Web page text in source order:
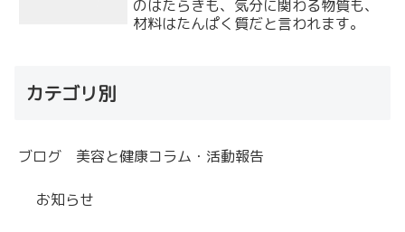
のはたらきも、気分に関わる物質も、
材料はたんぱく質だと言われます。
カテゴリ別
ブログ 美容と健康コラム・活動報告
お知らせ